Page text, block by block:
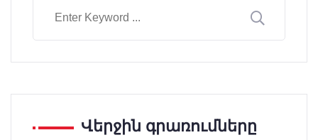
Վերջին գրառումները